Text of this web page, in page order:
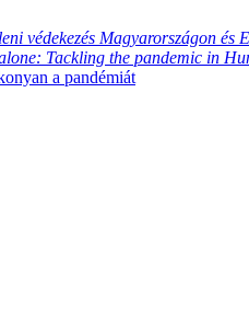
védekezés Magyarországon és
Tackling the pandemic in
a pandémiát